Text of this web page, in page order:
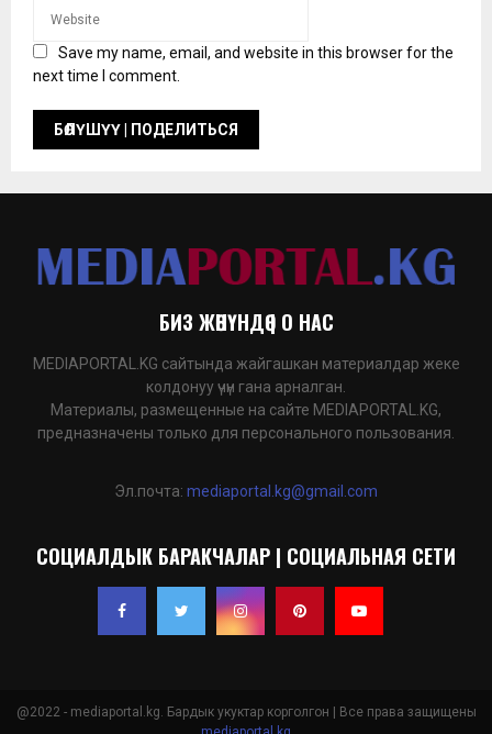
Save my name, email, and website in this browser for the
next time I comment.
БИЗ ЖӨНҮНДӨ | О НАС
MEDIAPORTAL.KG сайтында жайгашкан материалдар жеке
колдонуу үчүн гана арналган.
Материалы, размещенные на сайте MEDIAPORTAL.KG,
предназначены только для персонального пользования.
Эл.почта: mediaportal.kg@gmail.com
СОЦИАЛДЫК БАРАКЧАЛАР | СОЦИАЛЬНАЯ СЕТИ
@2022 - mediaportal.kg. Бардык укуктар корголгон | Все права защищены